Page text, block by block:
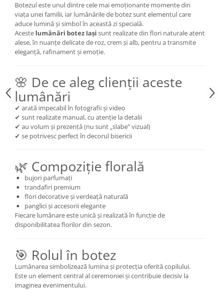
Botezul este unul dintre cele mai emoționante momente din
viața unei familii, iar lumânările de botez sunt elementul care
aduce lumină și simbol în această zi specială.
Aceste lumânări botez Iași sunt realizate din flori naturale atent
alese, în nuanțe delicate de roz, crem și alb, pentru a transmite
eleganță, rafinament și emoție.
🌸 De ce aleg clienții aceste
lumânări
✔ arată impecabil în fotografii și video
✔ sunt realizate manual, cu atenție la detalii
✔ au volum și prezență (nu sunt „slabe” vizual)
✔ se potrivesc perfect în decorul bisericii
🌿 Compoziție florală
bujori parfumați
trandafiri premium
flori decorative și verdeață naturală
panglici și accesorii elegante
Fiecare lumânare este unică și realizată în funcție de
disponibilitatea florilor din sezon.
🎯 Rolul în botez
Lumânarea simbolizează lumina și protecția oferită copilului.
Este un element central al ceremoniei și contribuie decisiv la
imaginea evenimentului.